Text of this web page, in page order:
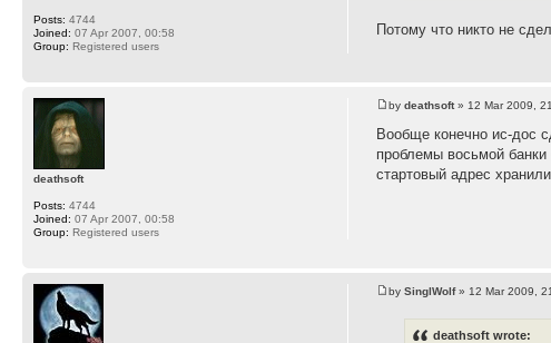
Потому что никто не
Posts: 4744
Joined: 07 Apr 2007, 00:58
Group: Registered users
bydeathsoft» 12 Mar 2009,
Вообще конечно ис-дос
проблемы восьмой
стартовый адрес
deathsoft
Posts: 4744
Joined: 07 Apr 2007, 00:58
Group: Registered users
bySinglWolf» 12 Mar 2009,
deathsoft wrote: